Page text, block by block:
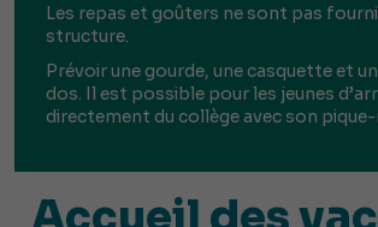
Les repas et goûters ne sont pas
structure.
Prévoir une gourde, une casquette et
dos. Il est possible pour les jeunes
directement du collège avec son pique-